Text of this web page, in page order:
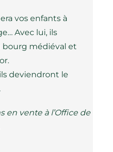
vos enfants à
Avec lui, ils
médiéval et
deviendront le
en vente à l’Office de